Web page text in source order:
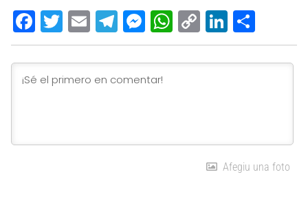
Facebook
Twitter
EmailTelegram
Messenger
WhatsApp
Copy
Link
Afegiu una foto